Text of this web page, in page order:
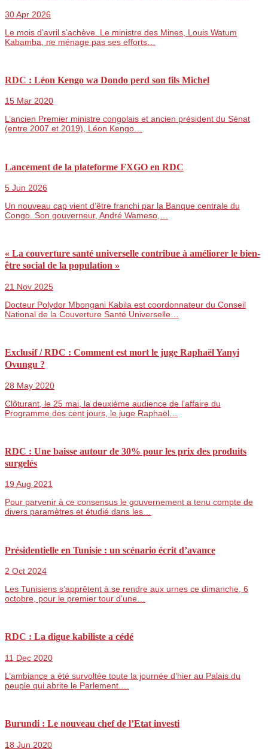
30 Apr 2026
Le mois d’avril s’achève. Le ministre des Mines, Louis Watum
Kabamba, ne ménage pas ses efforts…
RDC : Léon Kengo wa Dondo perd son fils Michel
15 Mar 2020
L’ancien Premier ministre congolais et ancien président du Sénat
(entre 2007 et 2019), Léon Kengo…
Lancement de la plateforme FXGO en RDC
5 Jun 2026
Un nouveau cap vient d’être franchi par la Banque centrale du
Congo. Son gouverneur, André Wameso,…
« La couverture santé universelle contribue à améliorer le bien-
être social de la population »
21 Nov 2025
Docteur Polydor Mbongani Kabila est coordonnateur du Conseil
National de la Couverture Santé Universelle…
Exclusif / RDC : Comment est mort le juge Raphaël Yanyi
Ovungu ?
28 May 2020
Clôturant, le 25 mai, la deuxième audience de l’affaire du
Programme des cent jours, le juge Raphaël…
RDC : Une baisse autour de 30% pour les prix des produits
surgelés
19 Aug 2021
Pour parvenir à ce consensus le gouvernement a tenu compte de
divers paramètres et étudié dans les…
Présidentielle en Tunisie : un scénario écrit d’avance
2 Oct 2024
Les Tunisiens s’apprêtent à se rendre aux urnes ce dimanche, 6
octobre, pour le premier tour d’une…
RDC : La digue kabiliste a cédé
11 Dec 2020
L’ambiance a été survoltée toute la journée d’hier au Palais du
peuple qui abrite le Parlement.…
Burundi : Le nouveau chef de l’Etat investi
18 Jun 2020